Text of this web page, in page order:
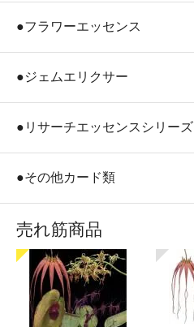
●フラワーエッセンス
●ジェムエリクサー
●リサーチエッセンスシリーズ
●その他カード類
売れ筋商品